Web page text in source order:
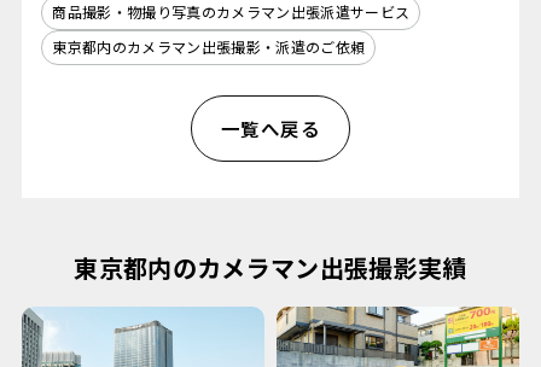
商品撮影・物撮り写真のカメラマン出張派遣サービス
東京都内のカメラマン出張撮影・派遣のご依頼
一覧へ戻る
東京都内のカメラマン出張撮影実績